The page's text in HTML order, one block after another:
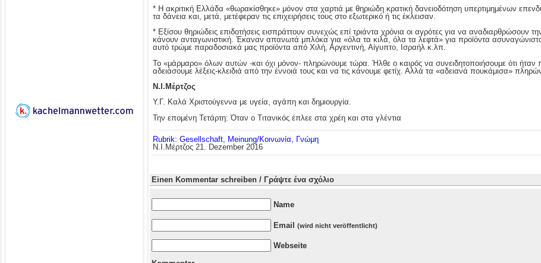
* Η ακριτική Ελλάδα «θωρακίσθηκε» μόνον στα χαρτιά με θηριώδη κρατική δανειοδότηση υπερτιμημένων
τα δάνεια και, μετά, μετέφεραν τις επιχειρήσεις τους στο εξωτερικό ή τις έκλεισαν.
* Εξίσου θηριώδεις επιδοτήσεις εισπράττουν συνεχώς επί τριάντα χρόνια οι αγρότες για να αναδιαρθρώσουν
κάνουν ανταγωνιστική. Έκαναν απανωτά μπλόκα για «όλα τα κιλά, όλα τα λεφτά» για προϊόντα ασυναγώνιστα
αυτό τρώμε παραδοσιακά μας προϊόντα από Χιλή, Αργεντινή, Αίγυπτο, Ισραήλ κ.λπ.
Το «μάρμαρο» όλων αυτών -και όχι μόνον- πληρώνουμε τώρα. Ήλθε ο καιρός να συνειδητοποιήσουμε ότι ήταν
αδειάσουμε λέξεις-κλειδιά από την έννοιά τους και να τις κάνουμε φετίχ. Αλλά τα «αδειανά πουκάμισα»
Ν.Ι.Μέρτζος
Υ.Γ. Καλά Χριστούγεννα με υγεία, αγάπη και δημιουργία.
Την επομένη Τετάρτη: Όταν ο Τιτανικός έπλεε στα χρέη και στα γλέντια
Rubrik: Gesellschaft, Meinung/Κοινωνία, Γνώμη
Ν.Ι.Μέρτζος 21. Dezember 2016
Einen Kommentar schreiben / Γράψτε ένα σχόλιο
Name
Email (wird nicht veröffentlicht)
Webseite